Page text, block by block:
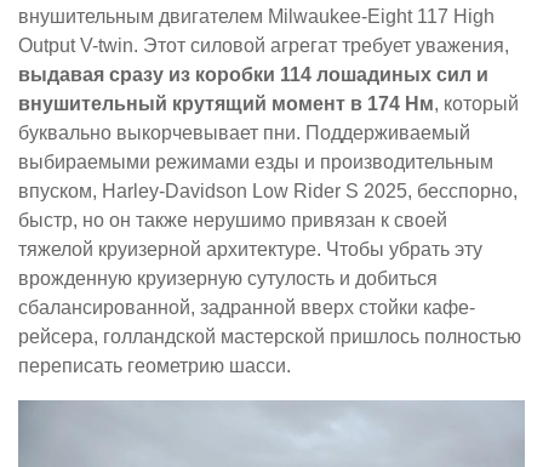
внушительным двигателем Milwaukee-Eight 117 High
Output V-twin. Этот силовой агрегат требует уважения,
выдавая сразу из коробки 114 лошадиных сил и
внушительный крутящий момент в 174 Нм, который
буквально выкорчевывает пни. Поддерживаемый
выбираемыми режимами езды и производительным
впуском, Harley-Davidson Low Rider S 2025, бесспорно,
быстр, но он также нерушимо привязан к своей
тяжелой круизерной архитектуре. Чтобы убрать эту
врожденную круизерную сутулость и добиться
сбалансированной, задранной вверх стойки кафе-
рейсера, голландской мастерской пришлось полностью
переписать геометрию шасси.